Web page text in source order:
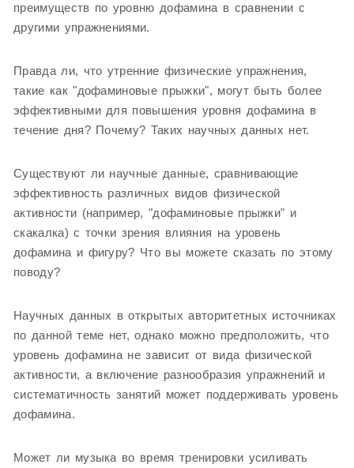
преимуществ по уровню дофамина в сравнении с
другими упражнениями.
Правда ли, что утренние физические упражнения,
такие как "дофаминовые прыжки", могут быть более
эффективными для повышения уровня дофамина в
течение дня? Почему? Таких научных данных нет.
Существуют ли научные данные, сравнивающие
эффективность различных видов физической
активности (например, "дофаминовые прыжки" и
скакалка) с точки зрения влияния на уровень
дофамина и фигуру? Что вы можете сказать по этому
поводу?
Научных данных в открытых авторитетных источниках
по данной теме нет, однако можно предположить, что
уровень дофамина не зависит от вида физической
активности, а включение разнообразия упражнений и
систематичность занятий может поддерживать уровень
дофамина.
Может ли музыка во время тренировки усиливать